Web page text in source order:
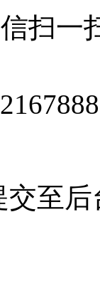
扫一
至